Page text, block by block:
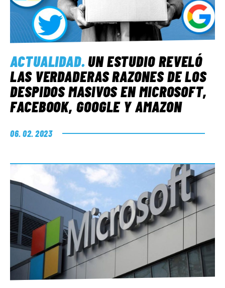
ACTUALIDAD.UN ESTUDIO REVELÓ
LAS VERDADERAS RAZONES DE LOS
DESPIDOS MASIVOS EN MICROSOFT,
FACEBOOK, GOOGLE Y AMAZON
06. 02. 2023